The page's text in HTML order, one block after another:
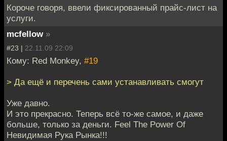
Короче говоря, ввели фиксированный прайс-лист на
услуги.
mcfellow »
#23 | 22.11.09 22:09
Кому: Red Monkey, #19
> Да ещё и перечень сами устанавливать смогут
Уже давно.
И это прекрасно. Теперь всё то-же самое, и даже
больше, только за деньги. Feel The Power Of
Невидимая Рука Рынка!!!